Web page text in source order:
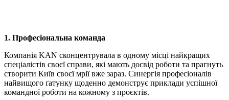
1. Професіональна команда
Компанія KAN сконцентрувала в одному місці найкращих
спеціалістів своєї справи, які мають досвід роботи та прагнуть
створити Київ своєї мрії вже зараз. Синергія професіоналів
найвищого ґатунку щоденно демонструє приклади успішної
командної роботи на кожному з проєктів.